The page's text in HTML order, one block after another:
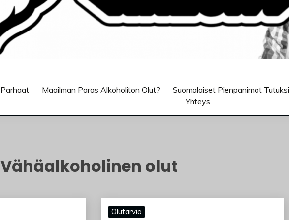
Parhaat Maailman Paras Alkoholiton Olut? Suomalaiset Pienpanimot Tutuksi
Yhteys
Vähäalkoholinen olut
Olutarvio